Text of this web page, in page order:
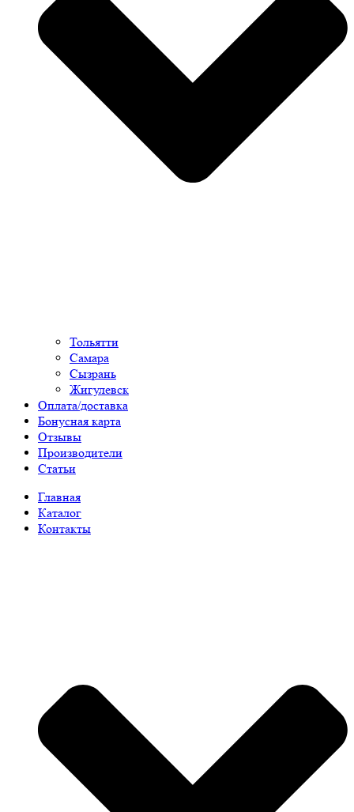
Тольятти
Самара
Сызрань
Жигулевск
Оплата/доставка
Бонусная карта
Отзывы
Производители
Статьи
Главная
Каталог
Контакты